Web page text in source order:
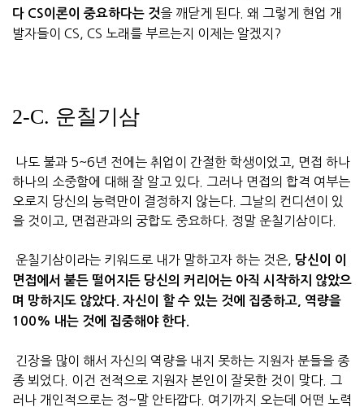
다 CS이론이 중요하다는 것을 깨닫게 된다. 왜 그렇게 현업 개
발자들이 CS, CS 노래를 부르는지 이제는 알겠지?
2-C. 운칠기삼
나도 불과 5~6년 전에는 취업이 간절한 학생이었고, 면접 하나
하나의 소중함에 대해 잘 알고 있다. 그러나 면접의 합격 여부는
오로지 당신의 능력만이 결정하지 않는다. 그날의 컨디션이 있
을 것이고, 면접관과의 궁합도 중요하다. 정말 운칠기삼이다.
운칠기삼이라는 키워드로 내가 말하고자 하는 것은, 당신이 이
면접에서 붙든 떨어지든 당신의 커리어는 아직 시작하지 않았으
며 망하지도 않았다. 자신이 할 수 있는 것에 집중하고, 역량을
100% 내는 것에 집중해야 한다.
긴장을 많이 해서 자신의 역량을 내지 못하는 지원자 분들을 종
종 뵈었다. 이건 전적으로 지원자 본인이 잘못한 것이 맞다. 그
러나 개인적으로는 정~말 안타깝다. 여기까지 오는데 어떤 노력